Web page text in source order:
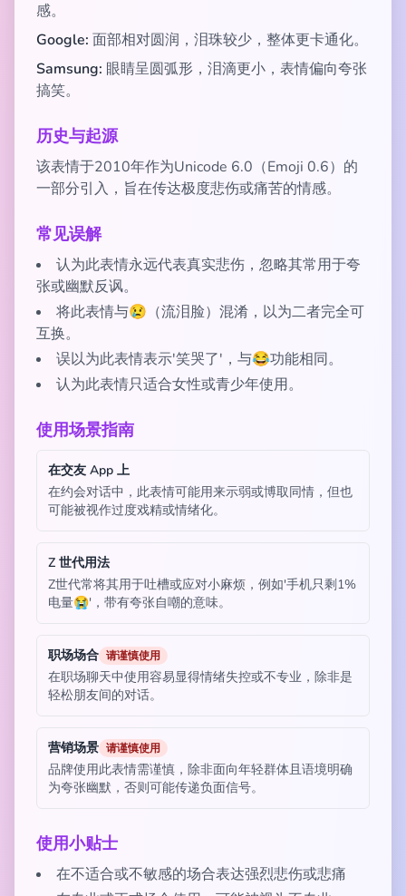
感。
Google: 面部相对圆润，泪珠较少，整体更卡通化。
Samsung: 眼睛呈圆弧形，泪滴更小，表情偏向夸张
搞笑。
历史与起源
该表情于2010年作为Unicode 6.0（Emoji 0.6）的
一部分引入，旨在传达极度悲伤或痛苦的情感。
常见误解
认为此表情永远代表真实悲伤，忽略其常用于夸
张或幽默反讽。
将此表情与😢（流泪脸）混淆，以为二者完全可
互换。
误以为此表情表示'笑哭了'，与😂功能相同。
认为此表情只适合女性或青少年使用。
使用场景指南
在交友 App 上
在约会对话中，此表情可能用来示弱或博取同情，但也
可能被视作过度戏精或情绪化。
Z 世代用法
Z世代常将其用于吐槽或应对小麻烦，例如'手机只剩1%
电量😭'，带有夸张自嘲的意味。
职场场合 请谨慎使用
在职场聊天中使用容易显得情绪失控或不专业，除非是
轻松朋友间的对话。
营销场景 请谨慎使用
品牌使用此表情需谨慎，除非面向年轻群体且语境明确
为夸张幽默，否则可能传递负面信号。
使用小贴士
在不适合或不敏感的场合表达强烈悲伤或悲痛